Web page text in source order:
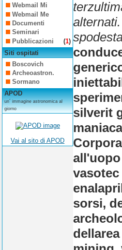
Webmail Mi
Webmail Me
Documenti
Seminari
Pubblicazioni
(1)
Siti ospitati
Boscovich
Archeoastron.
Sormano
APOD
un´ immagine astronomica al
giorno
Vai al sito di APOD
silverit
sorsi,